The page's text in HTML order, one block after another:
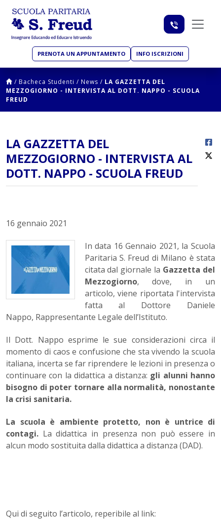
PRENOTA UN APPUNTAMENTO INFO ISCRIZIONI
/ Bacheca Studenti / News / LA GAZZETTA DEL
MEZZOGIORNO - INTERVISTA AL DOTT. NAPPO - SCUOLA
FREUD
LA GAZZETTA DEL
MEZZOGIORNO - INTERVISTA AL
DOTT. NAPPO - SCUOLA FREUD
16 gennaio 2021
In data 16 Gennaio 2021, la Scuola
Paritaria S. Freud di Milano è stata
citata dal giornale la Gazzetta del
Mezzogiorno, dove, in un
articolo, viene riportata l'intervista
fatta al Dottore Daniele
Nappo, Rappresentante Legale dell’Istituto.
Il Dott. Nappo esprime le sue considerazioni circa il
momento di caos e confusione che sta vivendo la scuola
italiana, incerta se far riprendere le lezioni in presenza o
continuare con la didattica a distanza: gli alunni hanno
bisogno di poter tornare alla normalità, nonostante
la crisi sanitaria.
La scuola è ambiente protetto, non è untrice di
contagi. La didattica in presenza non può essere in
alcun modo sostituita dalla didattica a distanza (DAD).
Qui di seguito l’articolo, reperibile al link: